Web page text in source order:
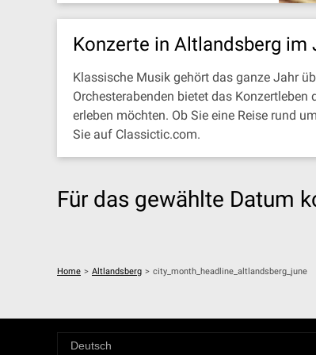
Konzerte in Altlandsberg im
Klassische Musik gehört das ganze Jahr
Orchesterabenden bietet das
erleben möchten. Ob Sie eine Reise rund
Sie auf Classictic.com.
Für das gewählte Datum
Home > Altlandsberg > city_month_headline_altlandsberg_june